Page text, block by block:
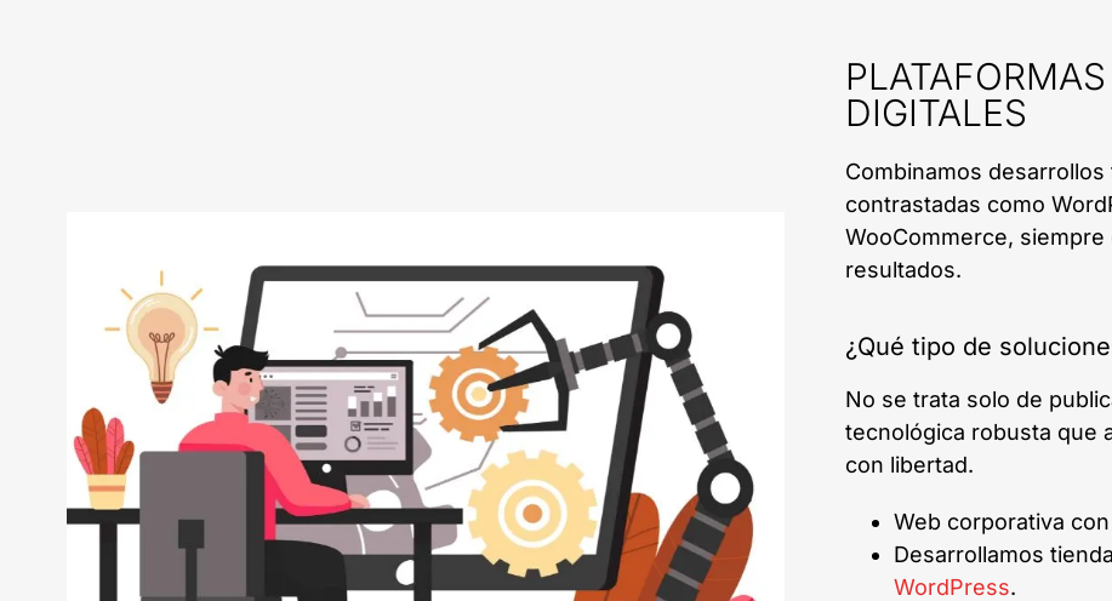
DIGITALES
Combinamos
contrastadas como
WooCommerce,
resultados.
¿Qué tipo de
No se trata solo de
tecnológica robusta que
con libertad.
Web corporativa
Desarrollamos
WordPress.